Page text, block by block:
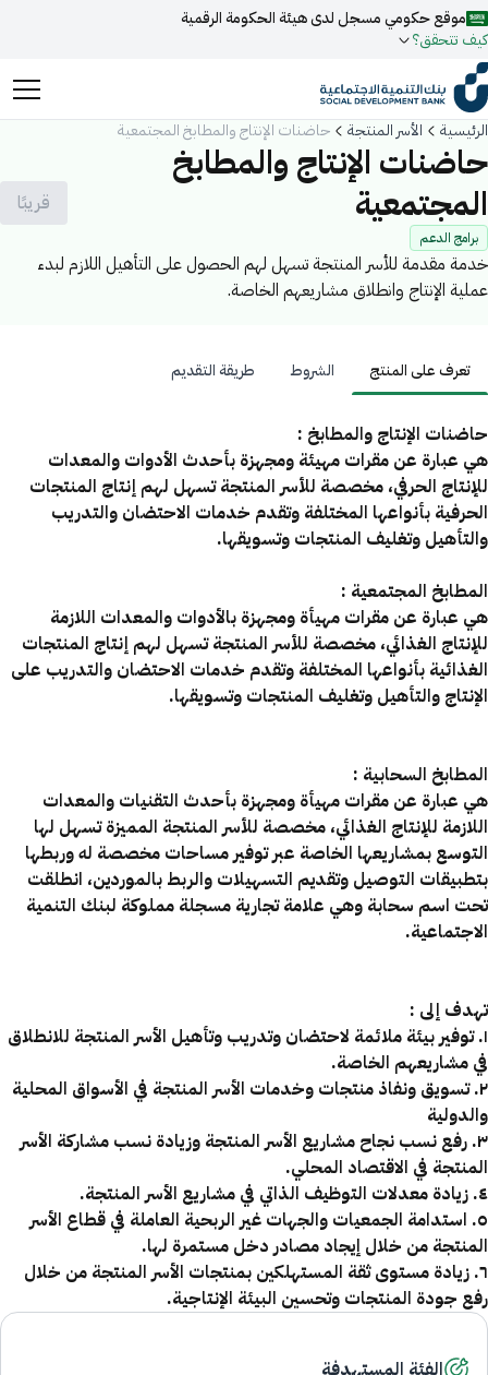
موقع حكومي مسجل لدى هيئة الحكومة الرقمية
كيف تتحقق؟
روابط المواقع الالكترونية الرسمية السعودية تنتهي بـ
.gov.sa
جميع روابط المواقع الرسمية التابعة للجهات الحكومية في المملكة
العربية السعودية تنتهي بـ .gov.sa
المواقع الالكترونية الحكومية تستخدم بروتوكولHTTPS
للتشفير و الأمان.
بروتوكول HTTPS للتشفير.
مسجل لدى هيئة الحكومة الرقمية برقم:
20241028850
ابحث
فعل البحث الذكي عبر نورة المدعومة بالذكاء الاصطناعي
الفئة المستهدفة
الرئيسية الأسر المنتجة حاضنات الإنتاج والمطابخ المجتمعية
حاضنات الإنتاج والمطابخ
المجتمعية
قريبًا
برامج الدعم
خدمة مقدمة للأسر المنتجة تسهل لهم الحصول على التأهيل اللازم لبدء
عملية الإنتاج وانطلاق مشاريعهم الخاصة.
تعرف على المنتج الشروط طريقة التقديم
تعرف على المنتج
حاضنات الإنتاج والمطابخ :
هي عبارة عن مقرات مهيئة ومجهزة بأحدث الأدوات والمعدات
للإنتاج الحرفي، مخصصة للأسر المنتجة تسهل لهم إنتاج المنتجات
الحرفية بأنواعها المختلفة وتقدم خدمات الاحتضان والتدريب
والتأهيل وتغليف المنتجات وتسويقها.
المطابخ المجتمعية :
هي عبارة عن مقرات مهيأة ومجهزة بالأدوات والمعدات اللازمة
للإنتاج الغذائي، مخصصة للأسر المنتجة تسهل لهم إنتاج المنتجات
الغذائية بأنواعها المختلفة وتقدم خدمات الاحتضان والتدريب على
الإنتاج والتأهيل وتغليف المنتجات وتسويقها.
المطابخ السحابية :
هي عبارة عن مقرات مهيأة ومجهزة بأحدث التقنيات والمعدات
اللازمة للإنتاج الغذائي، مخصصة للأسر المنتجة المميزة تسهل لها
التوسع بمشاريعها الخاصة عبر توفير مساحات مخصصة له وربطها
بتطبيقات التوصيل وتقديم التسهيلات والربط بالموردين، انطلقت
تحت اسم سحابة وهي علامة تجارية مسجلة مملوكة لبنك التنمية
الاجتماعية.
تهدف إلى :
١. توفير بيئة ملائمة لاحتضان وتدريب وتأهيل الأسر المنتجة للانطلاق
في مشاريعهم الخاصة.
٢. تسويق ونفاذ منتجات وخدمات الأسر المنتجة في الأسواق المحلية
والدولية
٣. رفع نسب نجاح مشاريع الأسر المنتجة وزيادة نسب مشاركة الأسر
المنتجة في الاقتصاد المحلي.
٤. زيادة معدلات التوظيف الذاتي في مشاريع الأسر المنتجة.
٥. استدامة الجمعيات والجهات غير الربحية العاملة في قطاع الأسر
المنتجة من خلال إيجاد مصادر دخل مستمرة لها.
٦. زيادة مستوى ثقة المستهلكين بمنتجات الأسر المنتجة من خلال
رفع جودة المنتجات وتحسين البيئة الإنتاجية.